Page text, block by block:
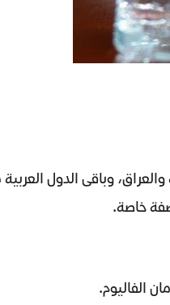
وباقى الدول
خاصة.